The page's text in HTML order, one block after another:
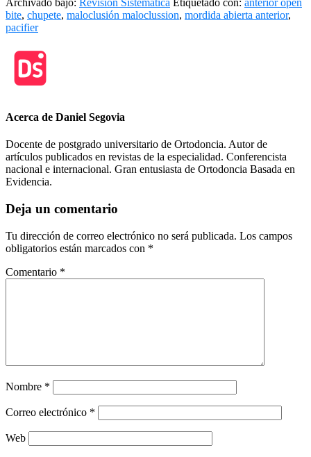
bite, chupete, maloclusión maloclussion, mordida abierta anterior,
pacifier
Acerca de Daniel Segovia
Docente de postgrado universitario de Ortodoncia. Autor de
artículos publicados en revistas de la especialidad. Conferencista
nacional e internacional. Gran entusiasta de Ortodoncia Basada en
Evidencia.
Interacciones
lector
Deja un comentario
Tu dirección de correo electrónico no será publicada. Los campos
obligatorios están marcados con *
Comentario *
Nombre *
Correo electrónico *
Web